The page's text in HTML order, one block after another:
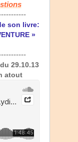
son livre:
»
29.10.13
atout